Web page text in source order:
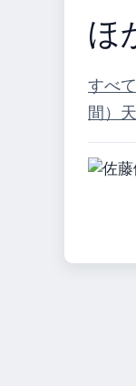
ほ
すべ
間）